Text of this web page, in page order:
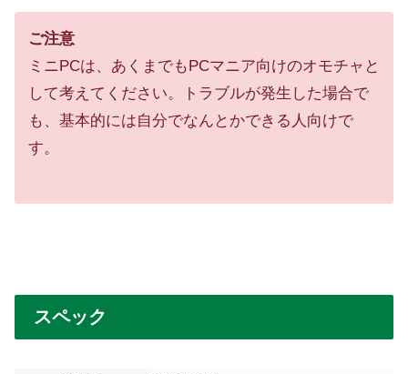
ご注意
ミニPCは、あくまでもPCマニア向けのオモチャと
して考えてください。トラブルが発生した場合で
も、基本的には自分でなんとかできる人向けで
す。
スペック